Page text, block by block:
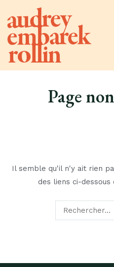
au
contenu
Audrey Embarek Rollin
Page
Il semble qu'il n'y ait rien
des liens ci-
Rechercher :